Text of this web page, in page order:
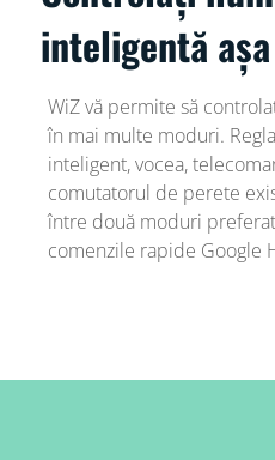
inteligentă
WiZ vă permite să
în mai multe moduri.
inteligent, vocea,
comutatorul de perete
între două moduri
comenzile rapide Google